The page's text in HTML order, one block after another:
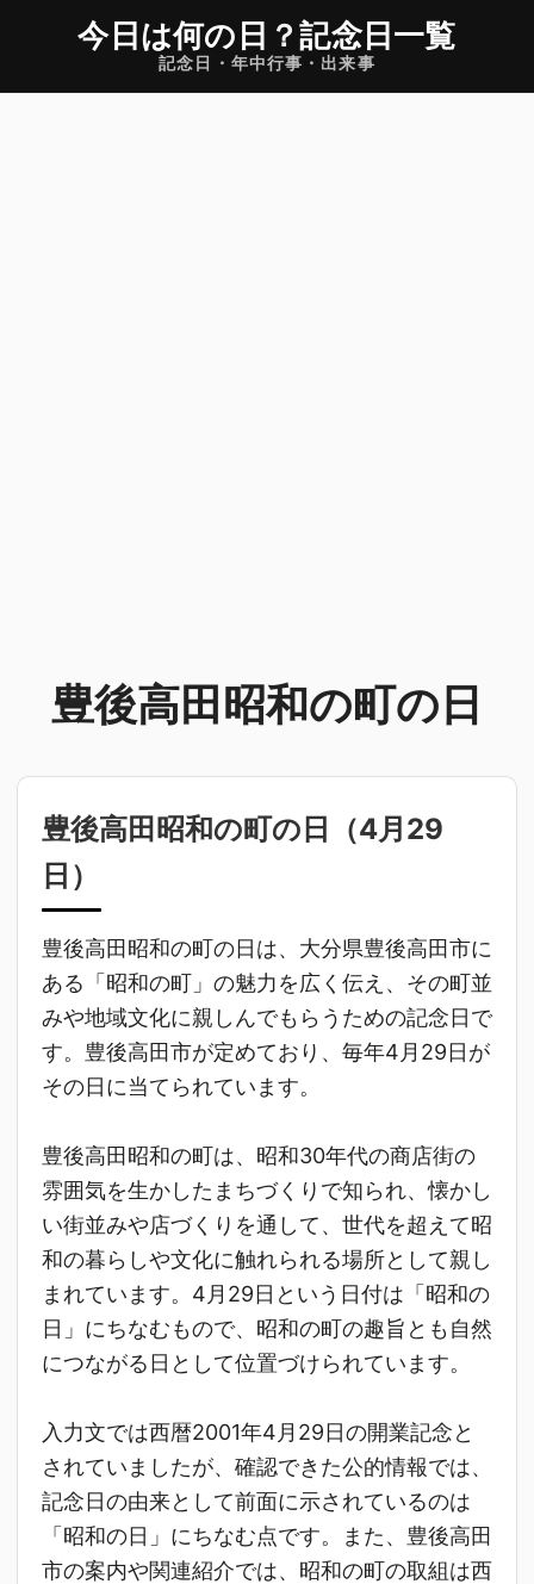
今日は何の日 ？記念日一覧
記念日・年中行事・出来事
豊後高田昭和の町の日
豊後高田昭和の町の日（4月29
日 ）
豊後高田昭和の町の日は、大分県豊後高田市に
ある「昭和の町」の魅力を広く伝え、その町並
みや地域文化に親しんでもらうための記念日で
す。豊後高田市が定めており、毎年4月29日が
その日に当てられています。
豊後高田昭和の町は、昭和30年代の商店街の
雰囲気を生かしたまちづくりで知られ、懐かし
い街並みや店づくりを通して、世代を超えて昭
和の暮らしや文化に触れられる場所として親し
まれています。4月29日という日付は「昭和の
日」にちなむもので、昭和の町の趣旨とも自然
につながる日として位置づけられています。
入力文では西暦2001年4月29日の開業記念と
されていましたが、確認できた公的情報では、
記念日の由来として前面に示されているのは
「昭和の日」にちなむ点です。また、豊後高田
市の案内や関連紹介では、昭和の町の取組は西